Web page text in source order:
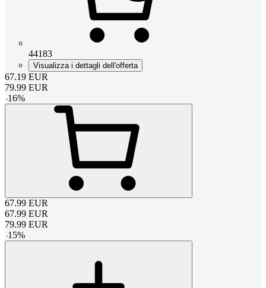
44183
Visualizza i dettagli dell'offerta
67.19 EUR
79.99 EUR
-16%
67.99 EUR
67.99 EUR
79.99 EUR
-15%